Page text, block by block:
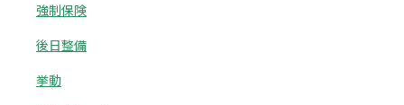
強制保険
後日整備
挙動